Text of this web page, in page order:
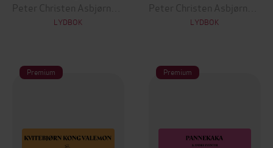
LYDBOK LYDBOK
Premium Premium